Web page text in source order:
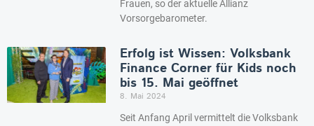
Frauen, so der aktuelle Allianz
Vorsorgebarometer.
Erfolg ist Wissen: Volksbank
Finance Corner für Kids noch
bis 15. Mai geöffnet
8. Mai 2024
Seit Anfang April vermittelt die Volksbank